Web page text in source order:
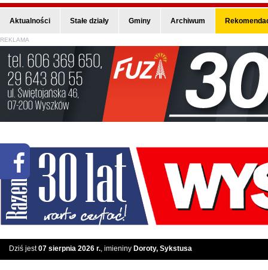
Aktualności Stałe działy Gminy Archiwum
REKLAMA
Dziś jest07 sierpnia 2026 r., imieniny Doroty, Sykstusa